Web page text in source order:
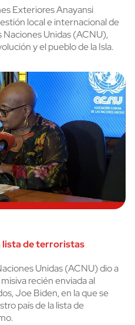
Exteriores Anayansi
local e internacional de
Naciones Unidas (ACNU),
y el pueblo de la Isla.
lista de terroristas
Unidas (ACNU) dio a
recién enviada al
Joe Biden, en la que se
país de la lista de